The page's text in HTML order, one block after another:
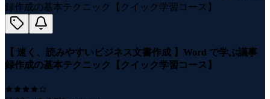
【 速く、読みやすいビジネス文書作成 】Word で学ぶ議事
録作成の基本テクニック【クイック学習コース】